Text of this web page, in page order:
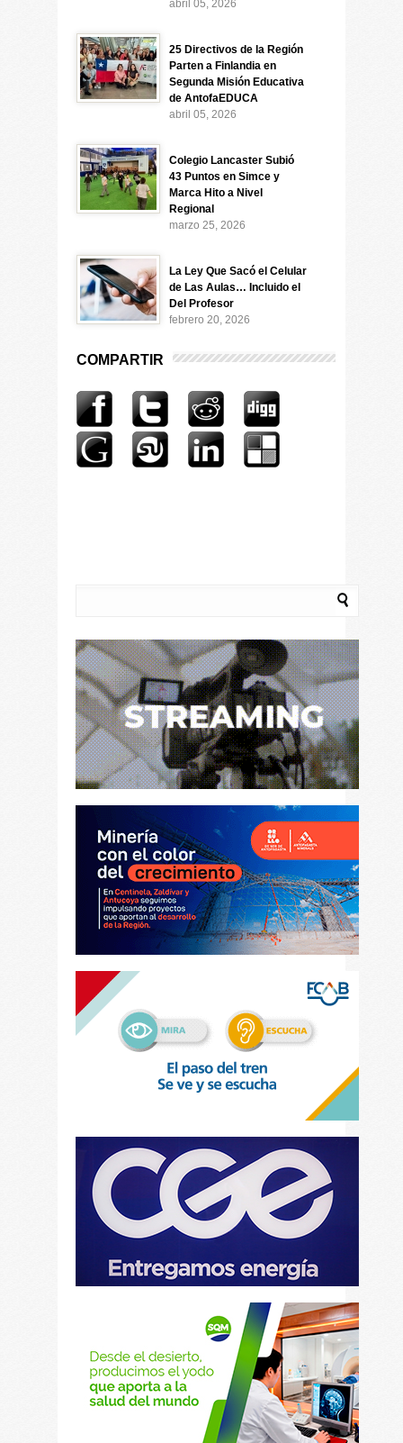
abril 05, 2026
25 Directivos de la Región
Parten a Finlandia en
Segunda Misión Educativa
de AntofaEDUCA
abril 05, 2026
Colegio Lancaster Subió
43 Puntos en Simce y
Marca Hito a Nivel
Regional
marzo 25, 2026
La Ley Que Sacó el Celular
de Las Aulas… Incluido el
Del Profesor
febrero 20, 2026
COMPARTIR